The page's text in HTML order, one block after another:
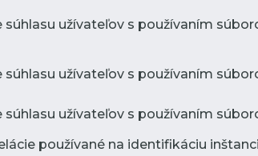
súhlasu užívateľov s používaním
užívateľov s používaním
užívateľov s používaním
používané na identifikáciu